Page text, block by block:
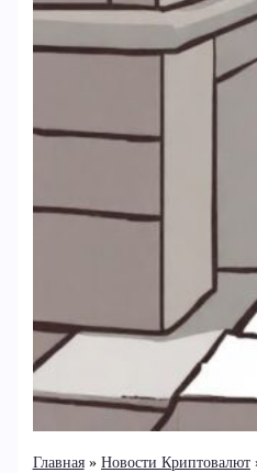
Главная
Новости Криптовалют